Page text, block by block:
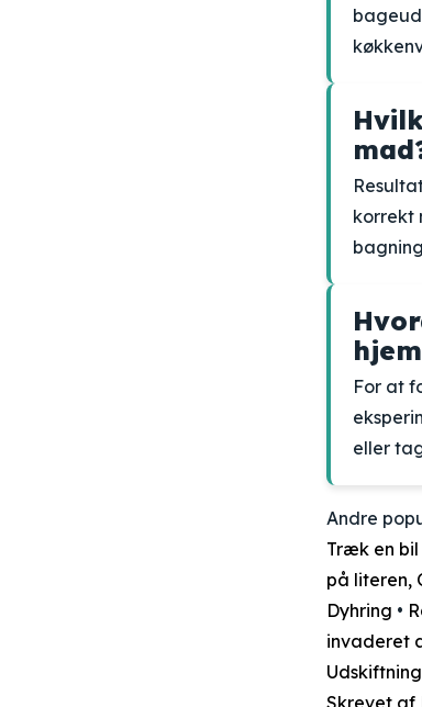
korrekt
For at
eller
Andre
Træk en
på literen,
Dyhring •
invaderet
Skrevet af